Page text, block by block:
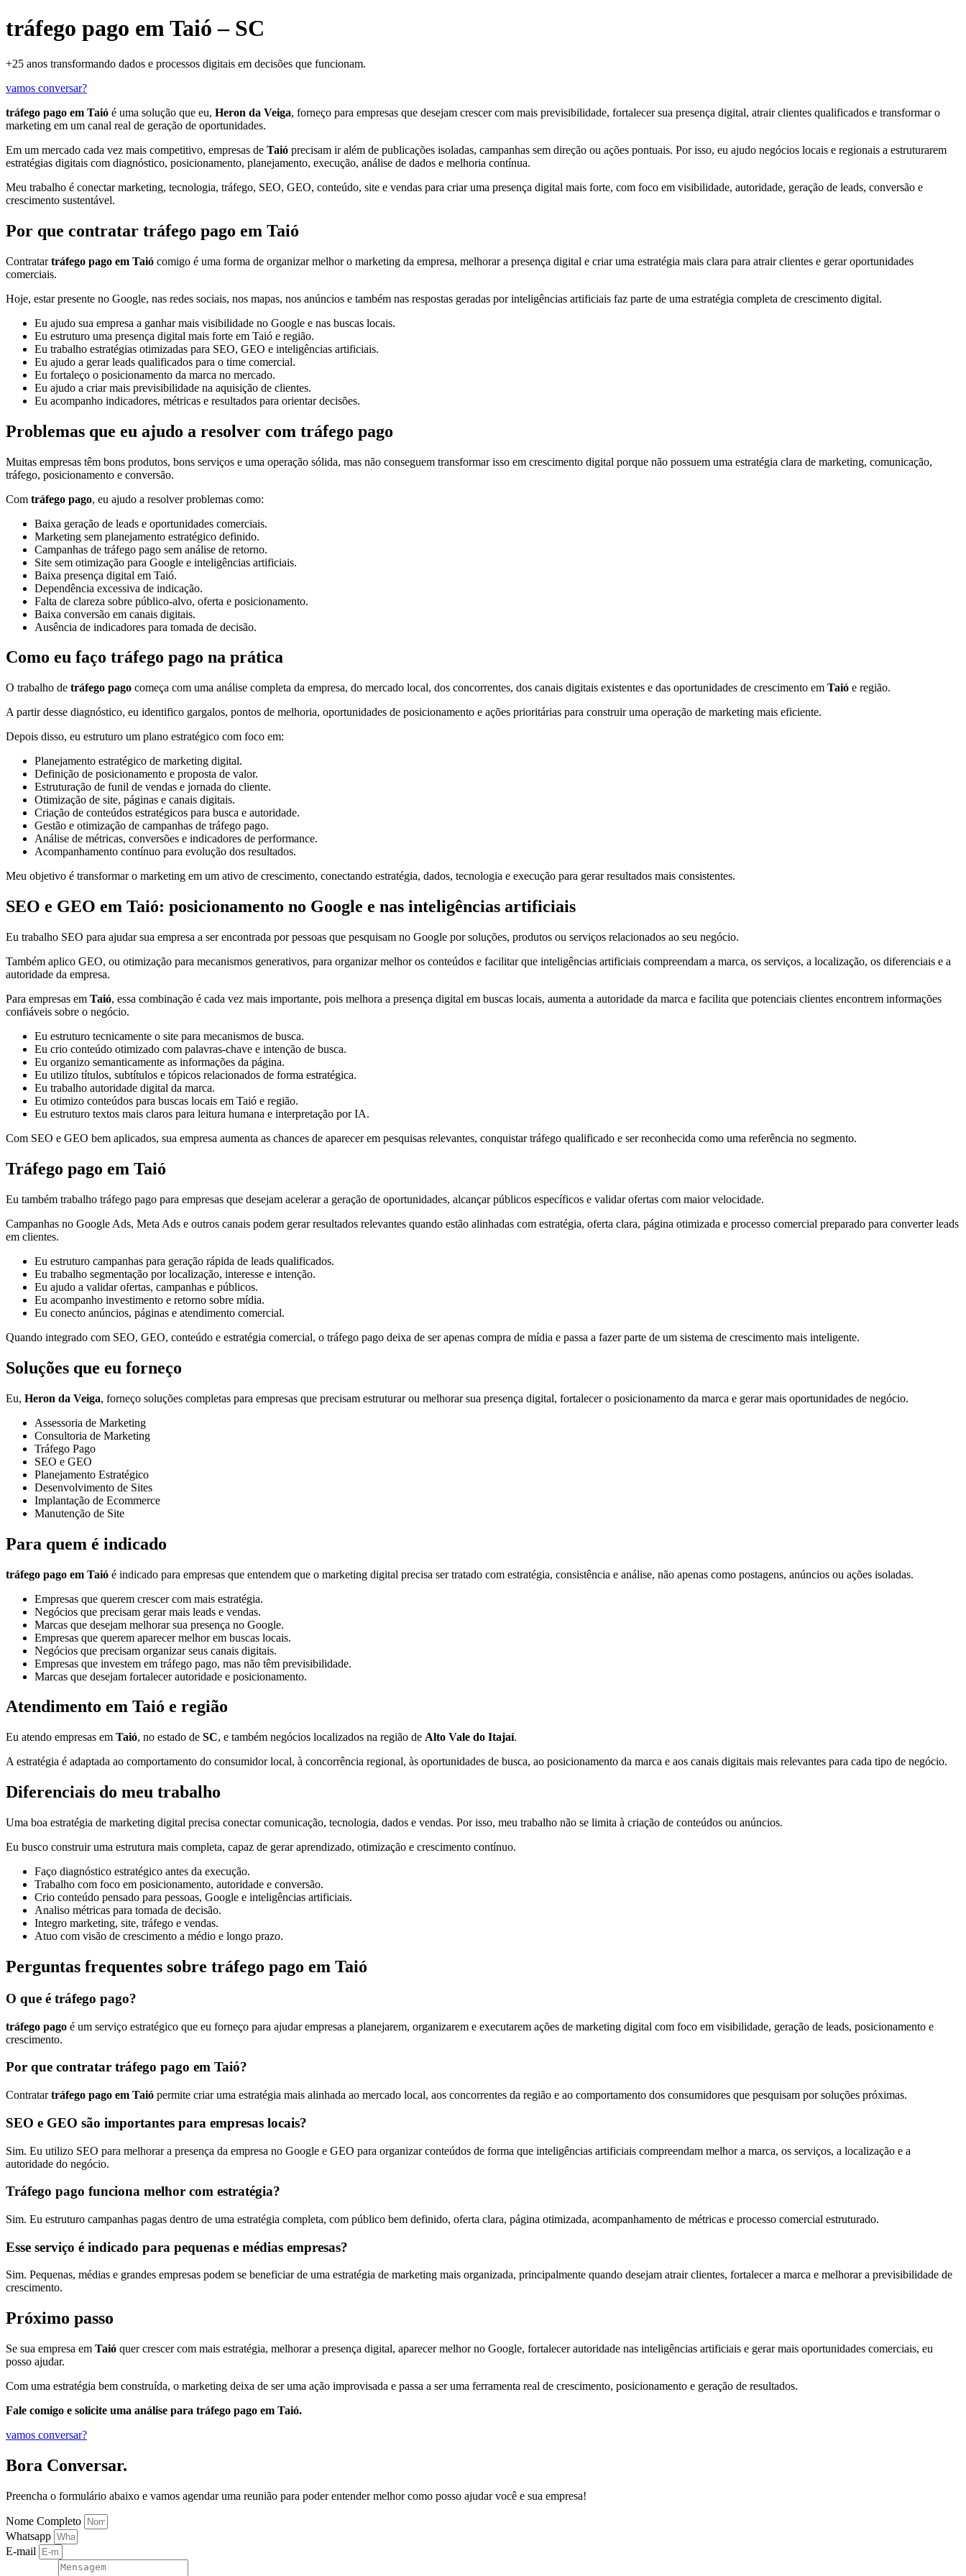
tráfego pago em Taió – SC
+25 anos transformando dados e processos digitais em decisões que funcionam.
vamos conversar?
tráfego pago em Taió é uma solução que eu, Heron da Veiga, forneço para empresas que desejam crescer com mais previsibilidade, fortalecer sua presença digital, atrair clientes qualificados e transformar o
marketing em um canal real de geração de oportunidades.
Em um mercado cada vez mais competitivo, empresas de Taió precisam ir além de publicações isoladas, campanhas sem direção ou ações pontuais. Por isso, eu ajudo negócios locais e regionais a estruturarem
estratégias digitais com diagnóstico, posicionamento, planejamento, execução, análise de dados e melhoria contínua.
Meu trabalho é conectar marketing, tecnologia, tráfego, SEO, GEO, conteúdo, site e vendas para criar uma presença digital mais forte, com foco em visibilidade, autoridade, geração de leads, conversão e
crescimento sustentável.
Por que contratar tráfego pago em Taió
Contratartráfego pago em Taió comigo é uma forma de organizar melhor o marketing da empresa, melhorar a presença digital e criar uma estratégia mais clara para atrair clientes e gerar oportunidades
comerciais.
Hoje, estar presente no Google, nas redes sociais, nos mapas, nos anúncios e também nas respostas geradas por inteligências artificiais faz parte de uma estratégia completa de crescimento digital.
Eu ajudo sua empresa a ganhar mais visibilidade no Google e nas buscas locais.
Eu estruturo uma presença digital mais forte em Taió e região.
Eu trabalho estratégias otimizadas para SEO, GEO e inteligências artificiais.
Eu ajudo a gerar leads qualificados para o time comercial.
Eu fortaleço o posicionamento da marca no mercado.
Eu ajudo a criar mais previsibilidade na aquisição de clientes.
Eu acompanho indicadores, métricas e resultados para orientar decisões.
Problemas que eu ajudo a resolver com tráfego pago
Muitas empresas têm bons produtos, bons serviços e uma operação sólida, mas não conseguem transformar isso em crescimento digital porque não possuem uma estratégia clara de marketing, comunicação,
tráfego, posicionamento e conversão.
Com tráfego pago, eu ajudo a resolver problemas como:
Baixa geração de leads e oportunidades comerciais.
Marketing sem planejamento estratégico definido.
Campanhas de tráfego pago sem análise de retorno.
Site sem otimização para Google e inteligências artificiais.
Baixa presença digital em Taió.
Dependência excessiva de indicação.
Falta de clareza sobre público-alvo, oferta e posicionamento.
Baixa conversão em canais digitais.
Ausência de indicadores para tomada de decisão.
Como eu faço tráfego pago na prática
O trabalho de tráfego pago começa com uma análise completa da empresa, do mercado local, dos concorrentes, dos canais digitais existentes e das oportunidades de crescimento em Taió e região.
A partir desse diagnóstico, eu identifico gargalos, pontos de melhoria, oportunidades de posicionamento e ações prioritárias para construir uma operação de marketing mais eficiente.
Depois disso, eu estruturo um plano estratégico com foco em:
Planejamento estratégico de marketing digital.
Definição de posicionamento e proposta de valor.
Estruturação de funil de vendas e jornada do cliente.
Otimização de site, páginas e canais digitais.
Criação de conteúdos estratégicos para busca e autoridade.
Gestão e otimização de campanhas de tráfego pago.
Análise de métricas, conversões e indicadores de performance.
Acompanhamento contínuo para evolução dos resultados.
Meu objetivo é transformar o marketing em um ativo de crescimento, conectando estratégia, dados, tecnologia e execução para gerar resultados mais consistentes.
SEO e GEO em Taió: posicionamento no Google e nas inteligências artificiais
Eu trabalho SEO para ajudar sua empresa a ser encontrada por pessoas que pesquisam no Google por soluções, produtos ou serviços relacionados ao seu negócio.
Também aplico GEO, ou otimização para mecanismos generativos, para organizar melhor os conteúdos e facilitar que inteligências artificiais compreendam a marca, os serviços, a localização, os diferenciais e a
autoridade da empresa.
Para empresas em Taió, essa combinação é cada vez mais importante, pois melhora a presença digital em buscas locais, aumenta a autoridade da marca e facilita que potenciais clientes encontrem informações
confiáveis sobre o negócio.
Eu estruturo tecnicamente o site para mecanismos de busca.
Eu crio conteúdo otimizado com palavras-chave e intenção de busca.
Eu organizo semanticamente as informações da página.
Eu utilizo títulos, subtítulos e tópicos relacionados de forma estratégica.
Eu trabalho autoridade digital da marca.
Eu otimizo conteúdos para buscas locais em Taió e região.
Eu estruturo textos mais claros para leitura humana e interpretação por IA.
Com SEO e GEO bem aplicados, sua empresa aumenta as chances de aparecer em pesquisas relevantes, conquistar tráfego qualificado e ser reconhecida como uma referência no segmento.
Tráfego pago em Taió
Eu também trabalho tráfego pago para empresas que desejam acelerar a geração de oportunidades, alcançar públicos específicos e validar ofertas com maior velocidade.
Campanhas no Google Ads, Meta Ads e outros canais podem gerar resultados relevantes quando estão alinhadas com estratégia, oferta clara, página otimizada e processo comercial preparado para converter leads
em clientes.
Eu estruturo campanhas para geração rápida de leads qualificados.
Eu trabalho segmentação por localização, interesse e intenção.
Eu ajudo a validar ofertas, campanhas e públicos.
Eu acompanho investimento e retorno sobre mídia.
Eu conecto anúncios, páginas e atendimento comercial.
Quando integrado com SEO, GEO, conteúdo e estratégia comercial, o tráfego pago deixa de ser apenas compra de mídia e passa a fazer parte de um sistema de crescimento mais inteligente.
Soluções que eu forneço
Eu, Heron da Veiga, forneço soluções completas para empresas que precisam estruturar ou melhorar sua presença digital, fortalecer o posicionamento da marca e gerar mais oportunidades de negócio.
Assessoria de Marketing
Consultoria de Marketing
Tráfego Pago
SEO e GEO
Planejamento Estratégico
Desenvolvimento de Sites
Implantação de Ecommerce
Manutenção de Site
Para quem é indicado
tráfego pago em Taió é indicado para empresas que entendem que o marketing digital precisa ser tratado com estratégia, consistência e análise, não apenas como postagens, anúncios ou ações isoladas.
Empresas que querem crescer com mais estratégia.
Negócios que precisam gerar mais leads e vendas.
Marcas que desejam melhorar sua presença no Google.
Empresas que querem aparecer melhor em buscas locais.
Negócios que precisam organizar seus canais digitais.
Empresas que investem em tráfego pago, mas não têm previsibilidade.
Marcas que desejam fortalecer autoridade e posicionamento.
Atendimento em Taió e região
Eu atendo empresas em Taió, no estado de SC, e também negócios localizados na região de Alto Vale do Itajaí.
A estratégia é adaptada ao comportamento do consumidor local, à concorrência regional, às oportunidades de busca, ao posicionamento da marca e aos canais digitais mais relevantes para cada tipo de negócio.
Diferenciais do meu trabalho
Uma boa estratégia de marketing digital precisa conectar comunicação, tecnologia, dados e vendas. Por isso, meu trabalho não se limita à criação de conteúdos ou anúncios.
Eu busco construir uma estrutura mais completa, capaz de gerar aprendizado, otimização e crescimento contínuo.
Faço diagnóstico estratégico antes da execução.
Trabalho com foco em posicionamento, autoridade e conversão.
Crio conteúdo pensado para pessoas, Google e inteligências artificiais.
Analiso métricas para tomada de decisão.
Integro marketing, site, tráfego e vendas.
Atuo com visão de crescimento a médio e longo prazo.
Perguntas frequentes sobre tráfego pago em Taió
O que é tráfego pago?
tráfego pago é um serviço estratégico que eu forneço para ajudar empresas a planejarem, organizarem e executarem ações de marketing digital com foco em visibilidade, geração de leads, posicionamento e
crescimento.
Por que contratar tráfego pago em Taió?
Contratartráfego pago em Taió permite criar uma estratégia mais alinhada ao mercado local, aos concorrentes da região e ao comportamento dos consumidores que pesquisam por soluções próximas.
SEO e GEO são importantes para empresas locais?
Sim. Eu utilizo SEO para melhorar a presença da empresa no Google e GEO para organizar conteúdos de forma que inteligências artificiais compreendam melhor a marca, os serviços, a localização e a
autoridade do negócio.
Tráfego pago funciona melhor com estratégia?
Sim. Eu estruturo campanhas pagas dentro de uma estratégia completa, com público bem definido, oferta clara, página otimizada, acompanhamento de métricas e processo comercial estruturado.
Esse serviço é indicado para pequenas e médias empresas?
Sim. Pequenas, médias e grandes empresas podem se beneficiar de uma estratégia de marketing mais organizada, principalmente quando desejam atrair clientes, fortalecer a marca e melhorar a previsibilidade de
crescimento.
Próximo passo
Se sua empresa em Taió quer crescer com mais estratégia, melhorar a presença digital, aparecer melhor no Google, fortalecer autoridade nas inteligências artificiais e gerar mais oportunidades comerciais, eu
posso ajudar.
Com uma estratégia bem construída, o marketing deixa de ser uma ação improvisada e passa a ser uma ferramenta real de crescimento, posicionamento e geração de resultados.
Fale comigo e solicite uma análise para tráfego pago em Taió.
vamos conversar?
Bora Conversar.
Preencha o formulário abaixo e vamos agendar uma reunião para poder entender melhor como posso ajudar você e sua empresa!
Nome Completo
Whatsapp
E-mail